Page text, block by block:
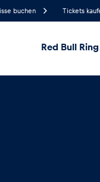
buchen Tickets
Red Bull Ring